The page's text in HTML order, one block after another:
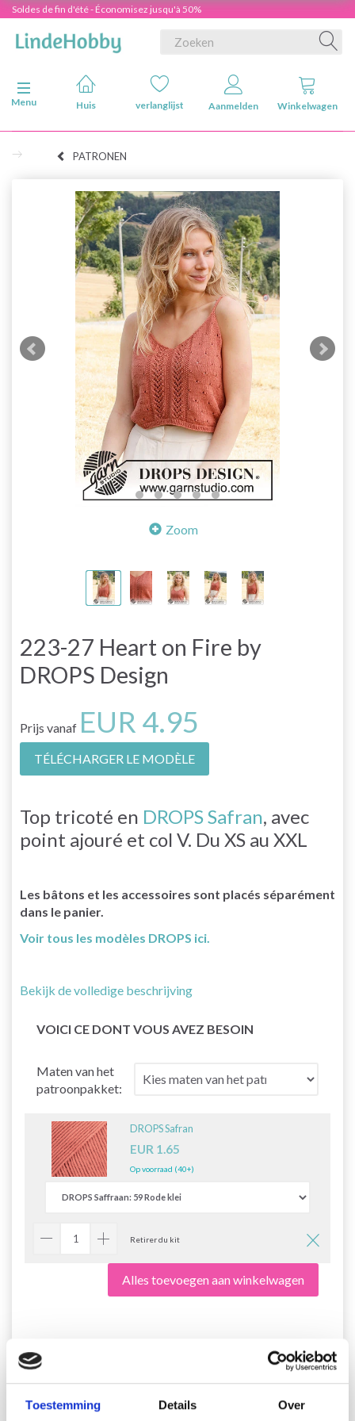
Toestemming Details Over
Soldes de fin d'été - Économisez jusqu'à 50%
Navigatie in-/uitschakelen
Menu
Huis verlanglijst Aanmelden Winkelwagen
PATRONEN
Zoom
223-27 Heart on Fire by
DROPS Design
Prijs vanaf EUR 4.95
TÉLÉCHARGER LE MODÈLE
Top tricoté en DROPS Safran, avec
point ajouré et col V. Du XS au XXL
Les bâtons et les accessoires sont placés séparément
dans le panier.
Voir tous les modèles DROPS ici.
Bekijk de volledige beschrijving
VOICI CE DONT VOUS AVEZ BESOIN
Maten van het
patroonpakket:
DROPS Safran
EUR 1.65
Op voorraad (40+)
Retirer du kit
Alles toevoegen aan winkelwagen
223-27 Heart on Fire by
DROPS Design